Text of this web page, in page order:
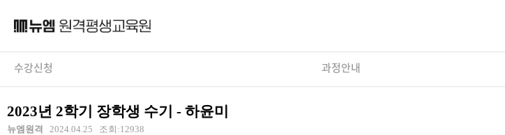
수강신청 과정안내
2023년 2학기 장학생 수기 - 하윤미
뉴엠원격 2024.04.25 조회:12938